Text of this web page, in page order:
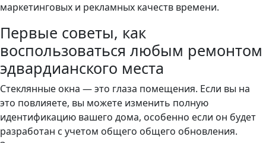
маркетинговых и рекламных качеств времени.
Первые советы, как
воспользоваться любым ремонтом
эдвардианского места
Стеклянные окна — это глаза помещения. Если вы на
это повлияете, вы можете изменить полную
идентификацию вашего дома, особенно если он будет
разработан с учетом общего общего обновления.